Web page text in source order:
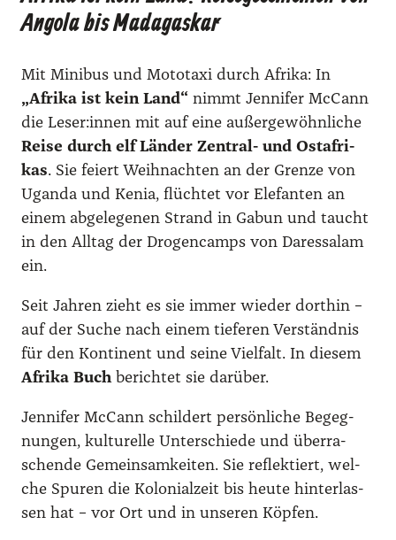
n
d
e
n
g
e
Angola bis Madagaskar
Mit Mini­bus und Moto­ta­xi durch Afri­ka: In
„Afri­ka ist kein Land“ nimmt Jen­ni­fer McCann
die Leser:innen mit auf eine außer­ge­wöhn­li­che
Rei­se durch elf Län­der Zen­tral- und Ost­afri­
kas. Sie fei­ert Weih­nach­ten an der Gren­ze von
Ugan­da und Kenia, flüch­tet vor Ele­fan­ten an
einem abge­le­ge­nen Strand in Gabun und taucht
in den All­tag der Dro­gen­camps von Dar­essa­lam
ein.
Seit Jah­ren zieht es sie immer wie­der dort­hin –
auf der Suche nach einem tie­fe­ren Ver­ständ­nis
für den Kon­ti­nent und sei­ne Viel­falt. In die­sem
Afri­ka Buchberich­tet sie dar­über.
Jen­ni­fer McCann schil­dert per­sön­li­che Begeg­
nun­gen, kul­tu­rel­le Unter­schie­de und über­ra­
schen­de Gemein­sam­kei­ten. Sie reflek­tiert, wel­
che Spu­ren die Kolo­ni­al­zeit bis heu­te hin­ter­las­
sen hat – vor Ort und in unse­ren Köp­fen.